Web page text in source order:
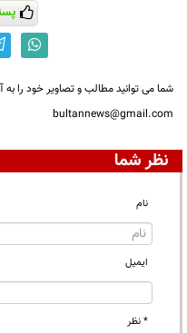
شما می توانید مطالب و تصاویر خود را به
bultannews@gmail.com
نظر شما
نام
ایمیل
* نظر